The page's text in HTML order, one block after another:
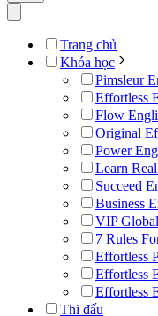
Trang chủ
Khóa học
Pimsleur
Effortless
Flow
Original
Power
Learn
Succeed
Business
VIP
7 Rules
Effortless
Effortless
Effortless
Thi đấu